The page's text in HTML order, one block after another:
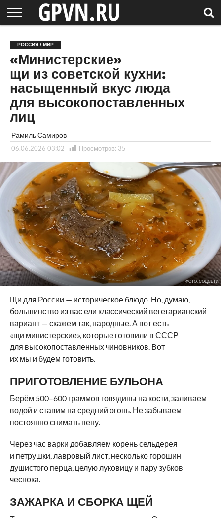
ОБЛАСТЬ
НОВОСТИ
СОСЕДЕЙ
РОССИЯ
/ МИР
СПЕЦПРОЕКТЫ
БЛОГ
СТАТЬИ
ФОТОРЕПОРТАЖИ
ИНТЕРВЬЮ
ОБЪЕКТЫ
ПОДБОРКИ
РОССИЯ / МИР
«Министерские»
щи из советской кухни:
насыщенный вкус люда
для высокопоставленных
лиц
Рамиль Самиров
06.06.2026 03:02 Просмотров: 35
ФОТО: СОЦСЕТИ
Щи для России — историческое блюдо. Но, думаю,
большинство из вас ели классический вегетарианский
вариант — скажем так, народные. А вот есть
«щи министерские», которые готовили в СССР
для высокопоставленных чиновников. Вот
их мы и будем готовить.
ПРИГОТОВЛЕНИЕ БУЛЬОНА
Берём 500–600 граммов говядины на кости, заливаем
водой и ставим на средний огонь. Не забываем
постоянно снимать пену.
Через час варки добавляем корень сельдерея
и петрушки, лавровый лист, несколько горошин
душистого перца, целую луковицу и пару зубков
чеснока.
ЗАЖАРКА И СБОРКА ЩЕЙ